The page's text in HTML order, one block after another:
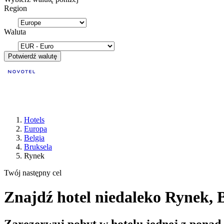
Region
Waluta
Potwierdź walutę
Hotels
Europa
Belgia
Bruksela
Rynek
Twój następny cel
Znajdź hotel niedaleko Rynek,